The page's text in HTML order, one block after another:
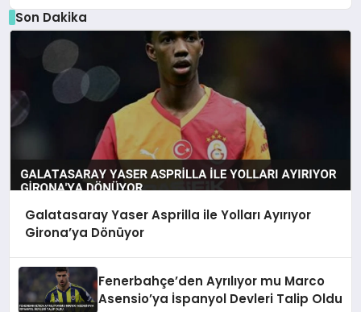
Son Dakika
Galatasaray Yaser Asprilla ile Yolları Ayırıyor
Girona’ya Dönüyor
Fenerbahçe’den Ayrılıyor mu Marco
Asensio’ya İspanyol Devleri Talip Oldu